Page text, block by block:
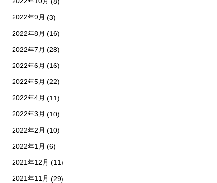
2022年9月 (3)
2022年8月 (16)
2022年7月 (28)
2022年6月 (16)
2022年5月 (22)
2022年4月 (11)
2022年3月 (10)
2022年2月 (10)
2022年1月 (6)
2021年12月 (11)
2021年11月 (29)